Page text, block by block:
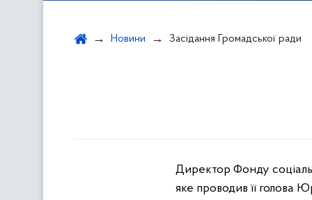
Новини Засідання Громадської ради
Директор Фонду
яке проводив її голова